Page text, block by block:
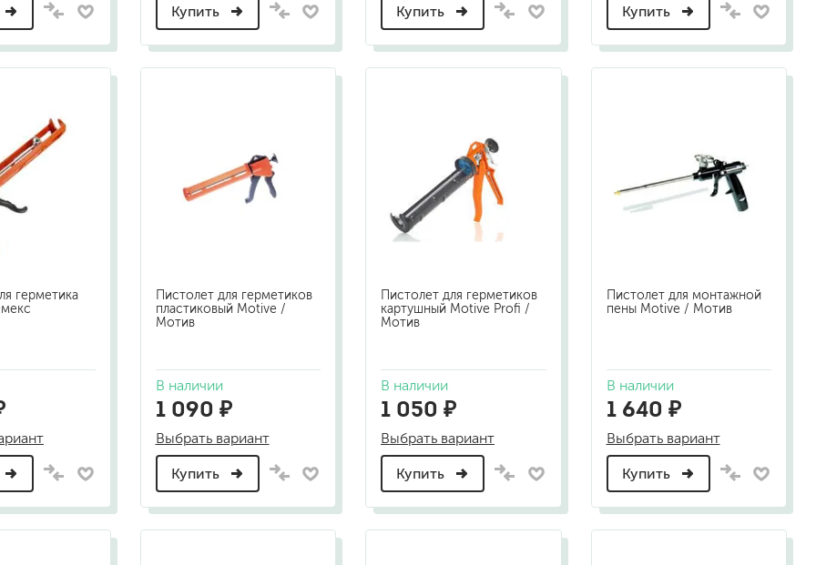
для стирки и ухода за тканями
для ковров и текстильных изделий
Купить Купить Купить
герметика
Пистолет для герметиков
пластиковый Motive /
Мотив
В наличии
1 090 ₽
Выбрать вариант
Купить
Пистолет для герметиков
картушный Motive Profi /
Мотив
В наличии
1 050 ₽
Выбрать вариант
Купить
Пистолет для монтажной
пены Motive / Мотив
В наличии
1 640 ₽
Выбрать вариант
Купить